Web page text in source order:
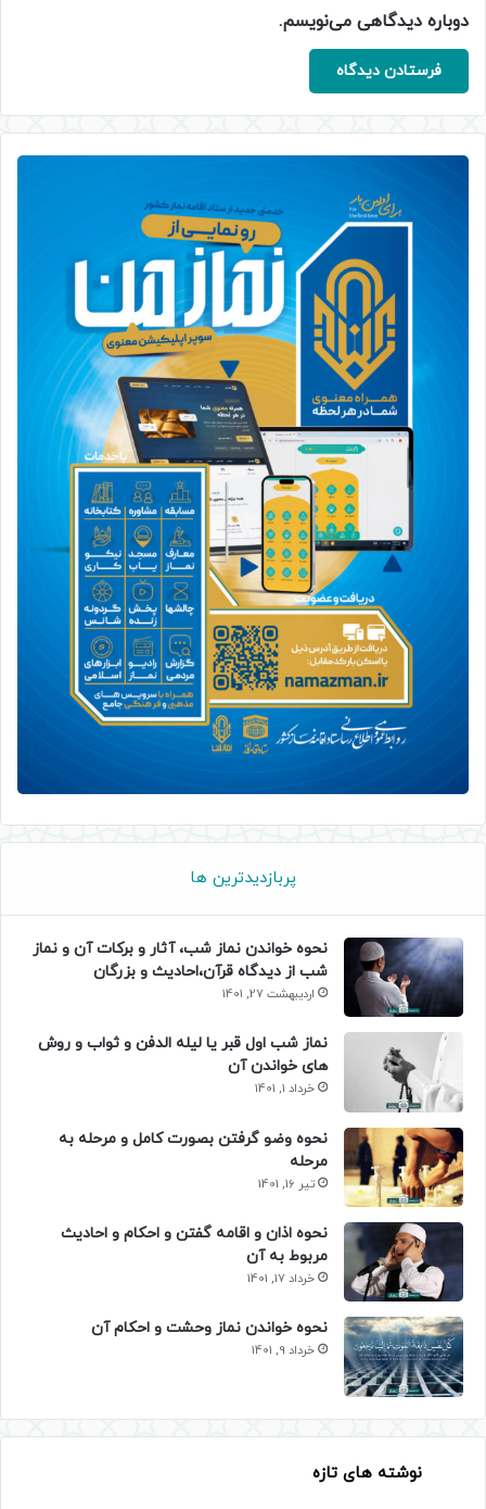
دوباره دیدگاهی می‌نویسم.
پربازدیدترین ها
نحوه خواندن نماز شب، آثار و برکات آن و نماز
شب از دیدگاه قرآن،احادیث و بزرگان
اردیبهشت 27, 1401
نماز شب اول قبر یا لیله الدفن و ثواب و روش
های خواندن آن
خرداد 1, 1401
نحوه وضو گرفتن بصورت کامل و مرحله به
مرحله
تیر 16, 1401
نحوه اذان و اقامه گفتن و احکام و احادیث
مربوط به آن
خرداد 17, 1401
نحوه خواندن نماز وحشت و احکام آن
خرداد 9, 1401
نوشته های تازه